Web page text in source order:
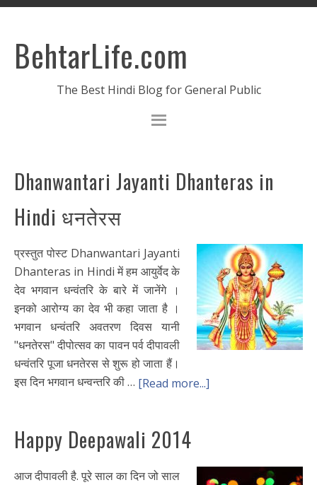
BehtarLife.com
The Best Hindi Blog for General Public
Dhanwantari Jayanti Dhanteras in
Hindi धनतेरस
प्रस्तुत पोस्ट Dhanwantari Jayanti
Dhanteras in Hindi में हम आयुर्वेद के
देव भगवान धन्वंतरि के बारे में जानेंगे ।
इनको आरोग्य का देव भी कहा जाता है ।
भगवान धन्वंतरि अवतरण दिवस यानी
"धनतेरस" दीपोत्सव का पावन पर्व दीपावली
धन्वंतरि पूजा धनतेरस से शुरू हो जाता हैं।
इस दिन भगवान धन्वन्तरि की … [Read more...]
Happy Deepawali 2014
आज दीपावली है. पूरे साल का दिन जो साल